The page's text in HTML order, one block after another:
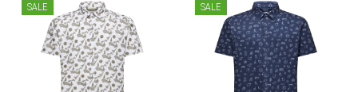
SALE SALE